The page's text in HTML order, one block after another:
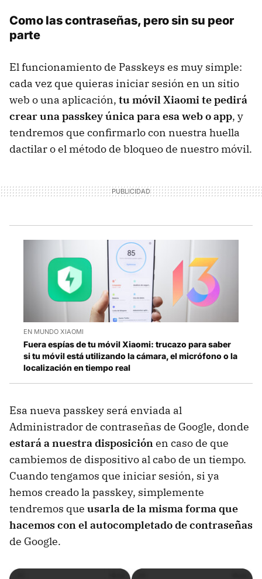
Como las contraseñas, pero sin su peor
parte
El funcionamiento de Passkeys es muy simple:
cada vez que quieras iniciar sesión en un sitio
web o una aplicación, tu móvil Xiaomi te pedirá
crear una passkey única para esa web o app, y
tendremos que confirmarlo con nuestra huella
dactilar o el método de bloqueo de nuestro móvil.
EN MUNDO XIAOMI
Fuera espías de tu móvil Xiaomi: trucazo para saber
si tu móvil está utilizando la cámara, el micrófono o la
localización en tiempo real
Esa nueva passkey será enviada al
Administrador de contraseñas de Google, donde
estará a nuestra disposición en caso de que
cambiemos de dispositivo al cabo de un tiempo.
Cuando tengamos que iniciar sesión, si ya
hemos creado la passkey, simplemente
tendremos que usarla de la misma forma que
hacemos con el autocompletado de contraseñas
de Google.